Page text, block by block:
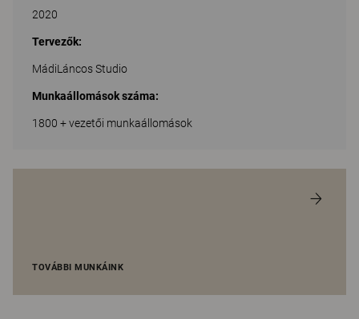
2020
Tervezők:
MádiLáncos Studio
Munkaállomások száma:
1800 + vezetői munkaállomások
TOVÁBBI MUNKÁINK